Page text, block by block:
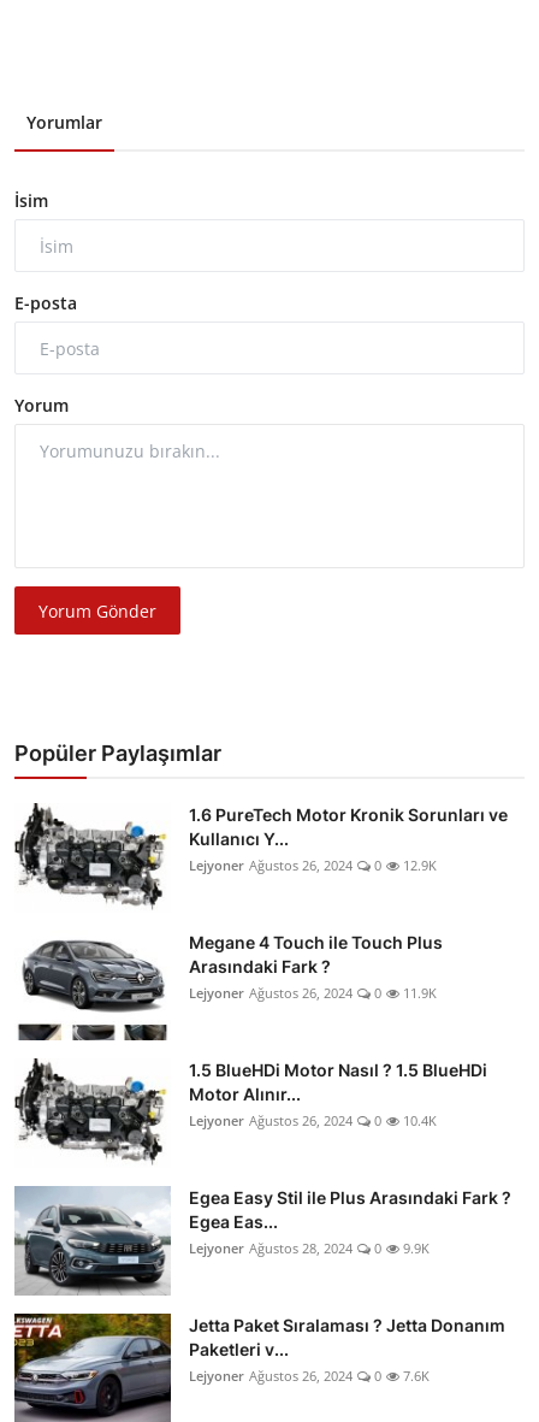
Yorumlar
İsim
E-posta
Yorum
Yorum Gönder
Popüler Paylaşımlar
1.6 PureTech Motor Kronik Sorunları ve
Kullanıcı Y...
Lejyoner Ağustos 26, 2024 0 12.9K
Megane 4 Touch ile Touch Plus
Arasındaki Fark ?
Lejyoner Ağustos 26, 2024 0 11.9K
1.5 BlueHDi Motor Nasıl ? 1.5 BlueHDi
Motor Alınır...
Lejyoner Ağustos 26, 2024 0 10.4K
Egea Easy Stil ile Plus Arasındaki Fark ?
Egea Eas...
Lejyoner Ağustos 28, 2024 0 9.9K
Jetta Paket Sıralaması ? Jetta Donanım
Paketleri v...
Lejyoner Ağustos 26, 2024 0 7.6K